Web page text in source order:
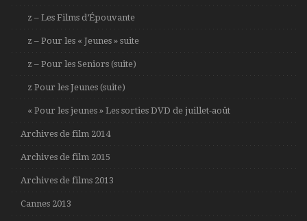
z – Les Films d’Épouvante
z – Pour les « Jeunes » suite
z – Pour les Seniors (suite)
z Pour les Jeunes (suite)
« Pour les jeunes » Les sorties DVD de juillet-août
Archives de film 2014
Archives de film 2015
Archives de films 2013
Cannes 2013